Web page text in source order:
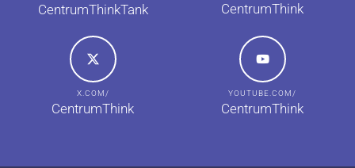
CentrumThinkTank CentrumThink
X.COM/
CentrumThink
YOUTUBE.COM/
CentrumThink